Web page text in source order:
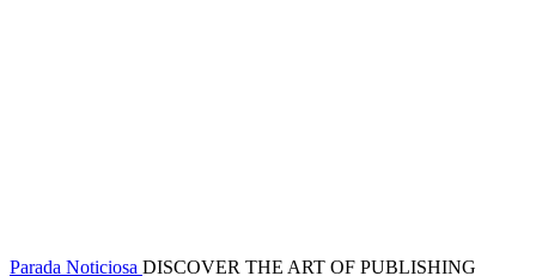
Parada Noticiosa DISCOVER THE ART OF PUBLISHING